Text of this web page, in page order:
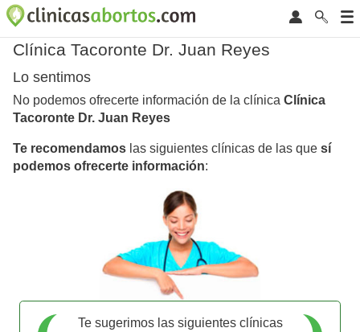
Clínica Tacoronte Dr. Juan Reyes
Lo sentimos
No podemos ofrecerte información de la clínica Clínica
Tacoronte Dr. Juan Reyes
Te recomendamos las siguientes clínicas de las que sí
podemos ofrecerte información:
Te sugerimos las siguientes clínicas